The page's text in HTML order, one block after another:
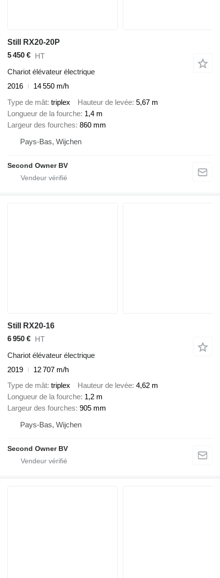
Still RX20-20P
5 450 € HT
Chariot élévateur électrique
2016
14 550 m/h
Type de mât triplex Hauteur de levée 5,67 m
Longueur de la fourche 1,4 m
Largeur des fourches 860 mm
Pays-Bas, Wijchen
Second Owner BV
Still RX20-16
6 950 € HT
Chariot élévateur électrique
2019
12 707 m/h
Type de mât triplex Hauteur de levée 4,62 m
Longueur de la fourche 1,2 m
Largeur des fourches 905 mm
Pays-Bas, Wijchen
Second Owner BV